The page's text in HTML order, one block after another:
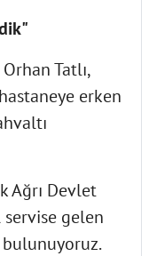
Tatlı,
erken
Ağrı Devlet
gelen